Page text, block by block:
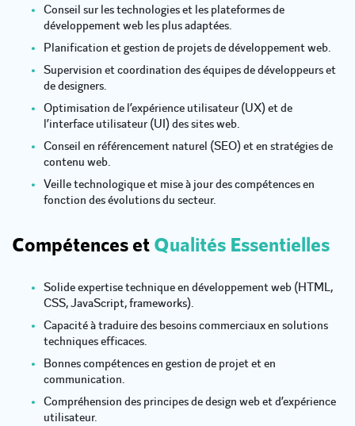
Conseil sur les technologies et les plateformes de
développement web les plus adaptées.
Planification et gestion de projets de développement web.
Supervision et coordination des équipes de développeurs et
de designers.
Optimisation de l’expérience utilisateur (UX) et de
l’interface utilisateur (UI) des sites web.
Conseil en référencement naturel (SEO) et en stratégies de
contenu web.
Veille technologique et mise à jour des compétences en
fonction des évolutions du secteur.
Compétences et Qualités Essentielles
Solide expertise technique en développement web (HTML,
CSS, JavaScript, frameworks).
Capacité à traduire des besoins commerciaux en solutions
techniques efficaces.
Bonnes compétences en gestion de projet et en
communication.
Compréhension des principes de design web et d’expérience
utilisateur.